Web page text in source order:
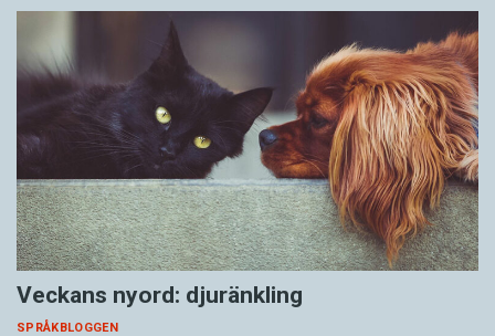
Veckans nyord: djuränkling
SPRÅKBLOGGEN